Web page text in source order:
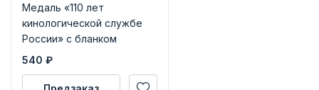
Медаль «110 лет
кинологической службе
России» с бланком
удостоверения
540 ₽